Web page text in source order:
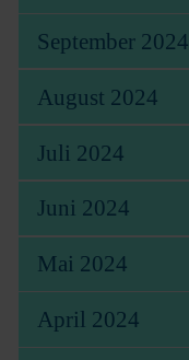
September 2024
August 2024
Juli 2024
Juni 2024
Mai 2024
April 2024